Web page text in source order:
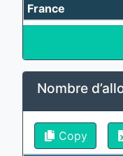
France
Nombre
Copy